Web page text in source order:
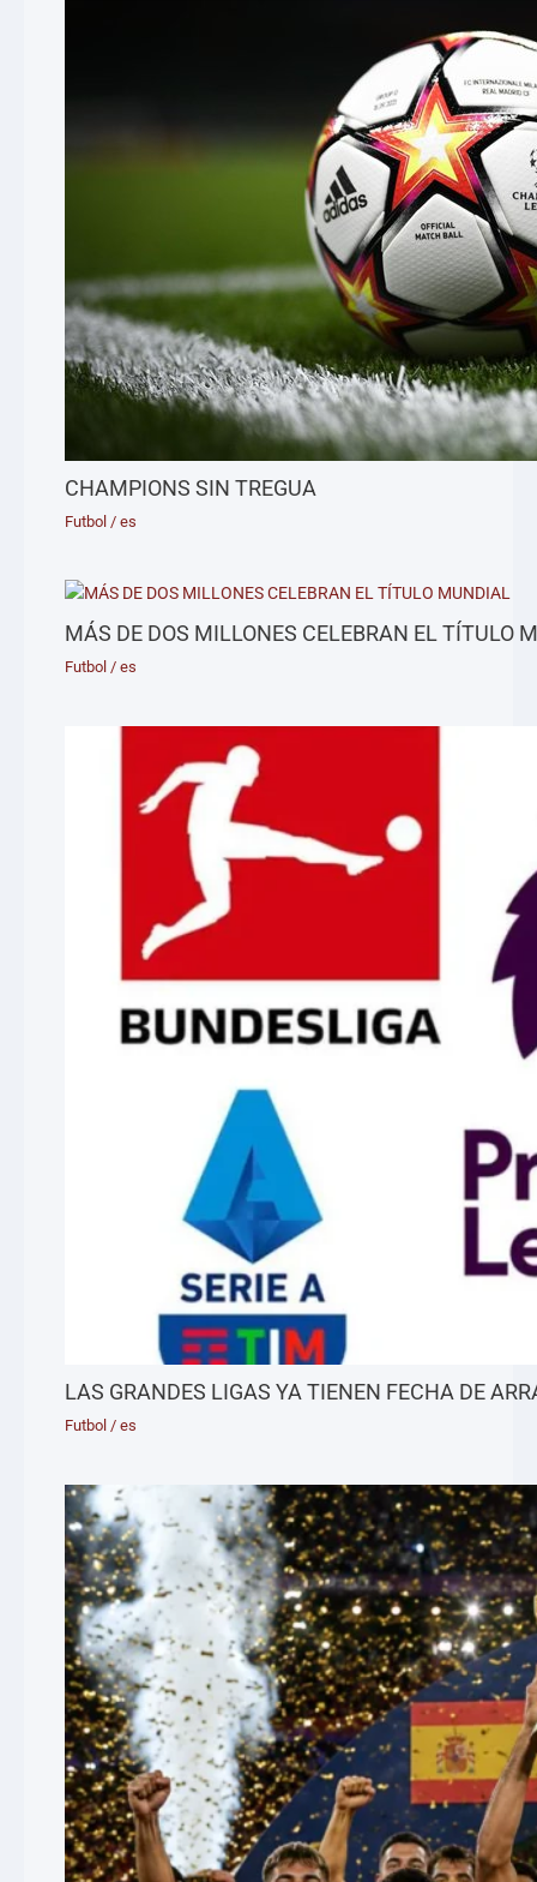
CHAMPIONS SIN TREGUA
Futbol /es
MÁS DE DOS MILLONES CELEBRAN EL TÍTULO
Futbol /es
LAS GRANDES LIGAS YA TIENEN FECHA DE
Futbol /es